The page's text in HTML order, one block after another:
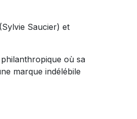
Saucier) et
où sa
marque indélébile